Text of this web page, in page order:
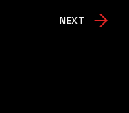
NEXT